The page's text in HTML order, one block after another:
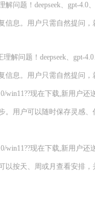
问题！deepseek、gpt-4.0
息。用户只需自然提问
解问题！deepseek、gpt-
息。用户只需自然提问
win11??现在下载,新用户
用户可以随时保存灵感
win11??现在下载,新用户
以按天、周或月查看安排